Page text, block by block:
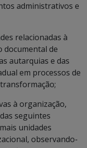
administrativos e
relacionadas à
documental de
autarquias e das
em processos de
à organização,
seguintes
unidades
observando-